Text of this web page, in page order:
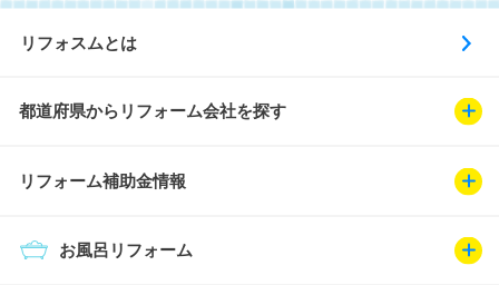
リフォスムとは
都道府県からリフォーム会社を探す
リフォーム補助金情報
お風呂リフォーム